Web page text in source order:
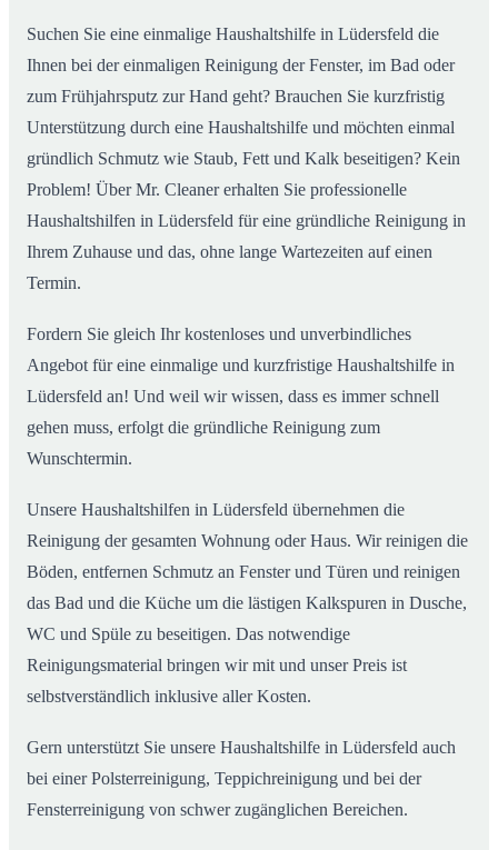
Suchen Sie eine einmalige Haushaltshilfe in Lüdersfeld die
Ihnen bei der einmaligen Reinigung der Fenster, im Bad oder
zum Frühjahrsputz zur Hand geht? Brauchen Sie kurzfristig
Unterstützung durch eine Haushaltshilfe und möchten einmal
gründlich Schmutz wie Staub, Fett und Kalk beseitigen? Kein
Problem! Über Mr. Cleaner erhalten Sie professionelle
Haushaltshilfen in Lüdersfeld für eine gründliche Reinigung in
Ihrem Zuhause und das, ohne lange Wartezeiten auf einen
Termin.
Fordern Sie gleich Ihr kostenloses und unverbindliches
Angebot für eine einmalige und kurzfristige Haushaltshilfe in
Lüdersfeld an! Und weil wir wissen, dass es immer schnell
gehen muss, erfolgt die gründliche Reinigung zum
Wunschtermin.
Unsere Haushaltshilfen in Lüdersfeld übernehmen die
Reinigung der gesamten Wohnung oder Haus. Wir reinigen die
Böden, entfernen Schmutz an Fenster und Türen und reinigen
das Bad und die Küche um die lästigen Kalkspuren in Dusche,
WC und Spüle zu beseitigen. Das notwendige
Reinigungsmaterial bringen wir mit und unser Preis ist
selbstverständlich inklusive aller Kosten.
Gern unterstützt Sie unsere Haushaltshilfe in Lüdersfeld auch
bei einer Polsterreinigung, Teppichreinigung und bei der
Fensterreinigung von schwer zugänglichen Bereichen.